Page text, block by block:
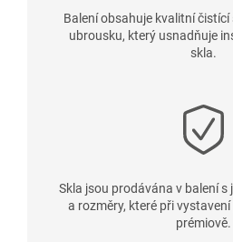
Balení obsahuje kvalitní
ubrousku, který usnadňuje
skla.
Skla jsou prodávána v balení
a rozměry, které při
prémiově.